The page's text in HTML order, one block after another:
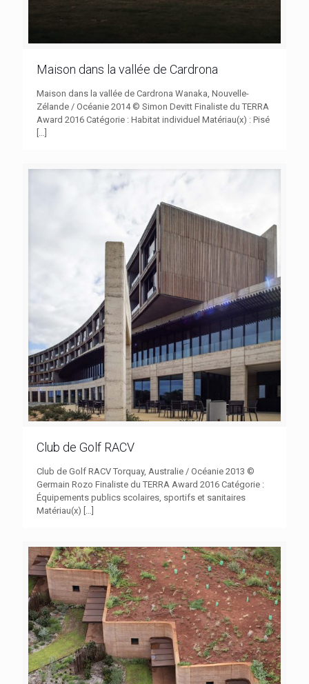
Maison dans la vallée de Cardrona
Maison dans la vallée de Cardrona Wanaka, Nouvelle-
Zélande / Océanie 2014 © Simon Devitt Finaliste du TERRA
Award 2016 Catégorie : Habitat individuel Matériau(x) : Pisé
[…]
Club de Golf RACV
Club de Golf RACV Torquay, Australie / Océanie 2013 ©
Germain Rozo Finaliste du TERRA Award 2016 Catégorie :
Équipements publics scolaires, sportifs et sanitaires
Matériau(x) […]